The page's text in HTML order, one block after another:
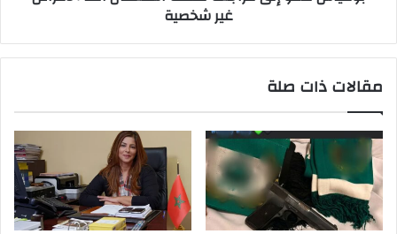
غير شخصية
مقالات ذات صلة